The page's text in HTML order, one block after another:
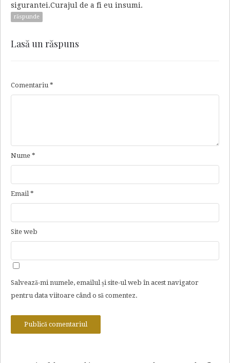
sigurantei.Curajul de a fi eu insumi.
răspunde
Lasă un răspuns
Comentariu *
Nume *
Email *
Site web
Salvează-mi numele, emailul și site-ul web în acest navigator
pentru data viitoare când o să comentez.